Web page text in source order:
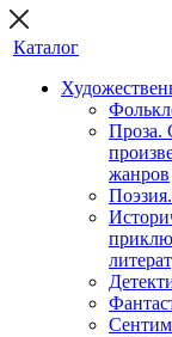
Каталог
Проза.
жанров